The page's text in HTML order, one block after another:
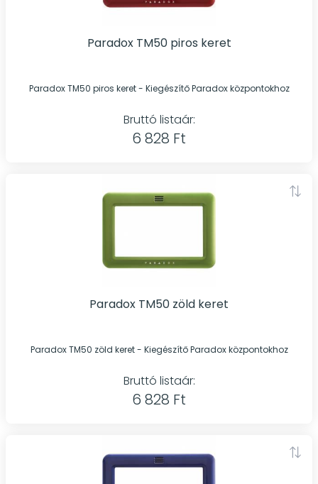
Paradox TM50 piros keret
Paradox TM50 piros keret - Kiegészítő Paradox központokhoz
Bruttó listaár:
6 828 Ft
Paradox TM50 zöld keret
Paradox TM50 zöld keret - Kiegészítő Paradox központokhoz
Bruttó listaár:
6 828 Ft